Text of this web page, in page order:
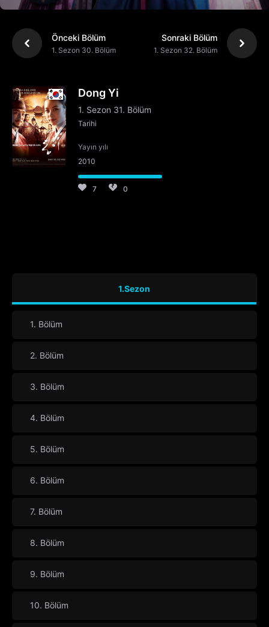
Önceki Bölüm
1. Sezon 30. Bölüm
Sonraki Bölüm
1. Sezon 32. Bölüm
Dong Yi
1. Sezon 31. Bölüm
Tarihi
Yayın yılı
2010
7 0
1.Sezon
1. Bölüm
2. Bölüm
3. Bölüm
4. Bölüm
5. Bölüm
6. Bölüm
7. Bölüm
8. Bölüm
9. Bölüm
10. Bölüm